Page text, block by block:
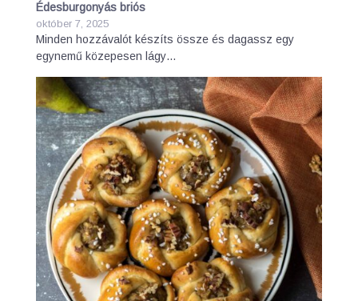
Édesburgonyás briós
október 7, 2025
Minden hozzávalót készíts össze és dagassz egy
egynemű közepesen lágy…